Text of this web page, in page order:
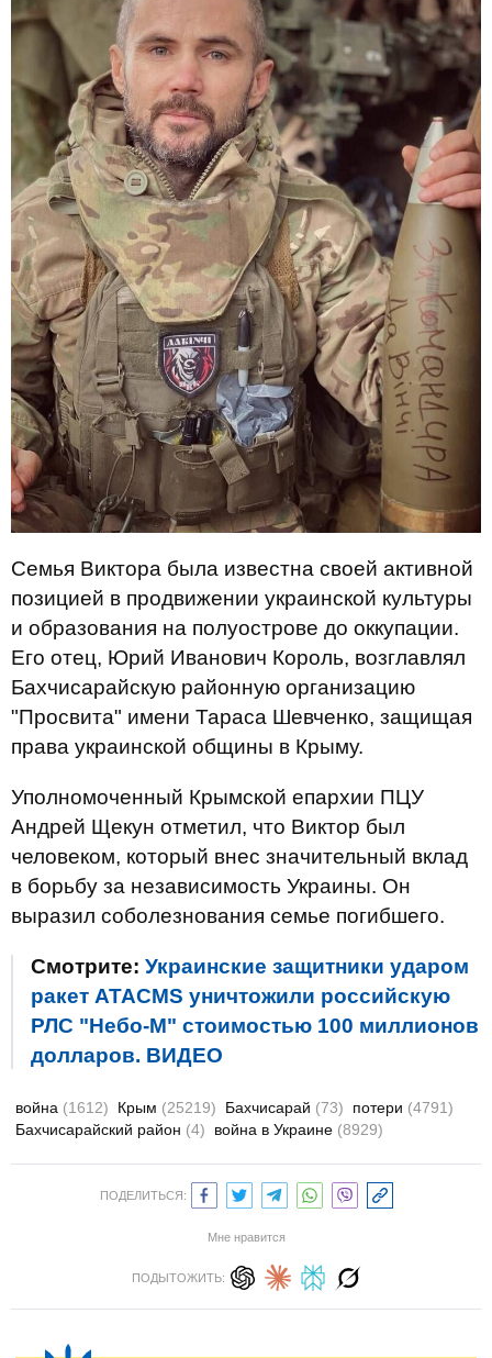
Семья Виктора была известна своей активной
позицией в продвижении украинской культуры
и образования на полуострове до оккупации.
Его отец, Юрий Иванович Король, возглавлял
Бахчисарайскую районную организацию
"Просвита" имени Тараса Шевченко, защищая
права украинской общины в Крыму.
Уполномоченный Крымской епархии ПЦУ
Андрей Щекун отметил, что Виктор был
человеком, который внес значительный вклад
в борьбу за независимость Украины. Он
выразил соболезнования семье погибшего.
Смотрите: Украинские защитники ударом
ракет ATACMS уничтожили российскую
РЛС "Небо-М" стоимостью 100 миллионов
долларов. ВИДЕО
война (1612) Крым (25219) Бахчисарай (73) потери (4791)
Бахчисарайский район (4) война в Украине (8929)
ПОДЕЛИТЬСЯ:
Мне нравится
ПОДЫТОЖИТЬ: